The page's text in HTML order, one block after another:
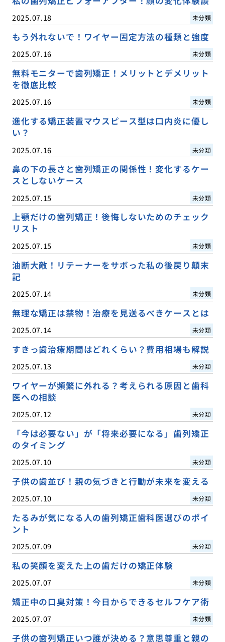
2025.07.18 未分類
もう外れないで！ワイヤー固定方法の種類と強度
2025.07.16 未分類
無料モニターで歯列矯正！メリットとデメリット
を徹底比較
2025.07.16 未分類
進化する矯正装置マウスピース型は口内炎に優し
い？
2025.07.16 未分類
鼻の下の長さと歯列矯正の関係性！変化するケー
スとしないケース
2025.07.15 未分類
上顎だけの歯列矯正！後悔しないためのチェック
リスト
2025.07.15 未分類
油断大敵！リテーナーをサボった私の後戻り顛末
記
2025.07.14 未分類
無理な矯正は禁物！治療を見送るべきケースとは
2025.07.14 未分類
すきっ歯治療期間はどれくらい？費用相場も解説
2025.07.13 未分類
ワイヤーが頻繁に外れる？考えられる原因と歯科
医への相談
2025.07.12 未分類
「今は必要ない」が「将来必要になる」歯列矯正
のタイミング
2025.07.10 未分類
子供の歯並び！親の気づきと行動が未来を変える
2025.07.10 未分類
たるみが気になる人の歯列矯正歯科医選びのポイ
ント
2025.07.09 未分類
私の笑顔を変えた上の歯だけの矯正体験
2025.07.07 未分類
矯正中の口臭対策！今日からできるセルフケア術
2025.07.07 未分類
子供の歯列矯正いつ誰が決める？意思尊重と親の